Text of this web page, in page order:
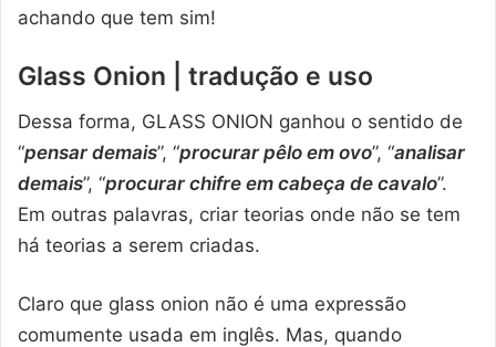
achando que tem sim!
Glass Onion | tradução e uso
Dessa forma, GLASS ONION ganhou o sentido de
“pensar demais”, “procurar pêlo em ovo”, “analisar
demais”, “procurar chifre em cabeça de cavalo”.
Em outras palavras, criar teorias onde não se tem
há teorias a serem criadas.
Claro que glass onion não é uma expressão
comumente usada em inglês. Mas, quando